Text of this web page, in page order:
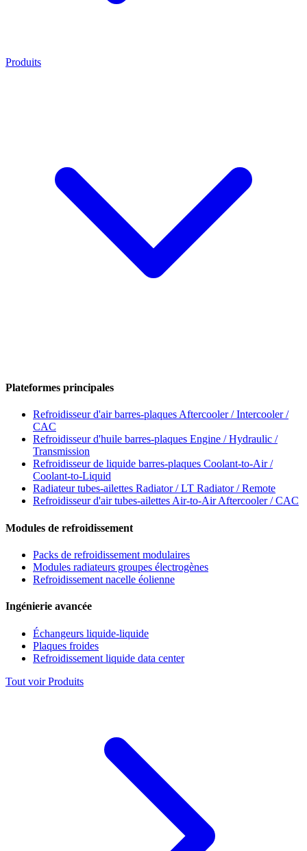
Produits
Plateformes principales
Refroidisseur d'air barres-plaquesAftercooler / Intercooler /
CAC
Refroidisseur d'huile barres-plaques Engine / Hydraulic /
Transmission
Refroidisseur de liquide barres-plaques Coolant-to-Air /
Coolant-to-Liquid
Radiateur tubes-ailettes Radiator / LT Radiator / Remote
Refroidisseur d'air tubes-ailettesAir-to-Air Aftercooler / CAC
Modules de refroidissement
Packs de refroidissement modulaires
Modules radiateurs groupes électrogènes
Refroidissement nacelle éolienne
Ingénierie avancée
Échangeurs liquide-liquide
Plaques froides
Refroidissement liquide data center
Tout voir Produits